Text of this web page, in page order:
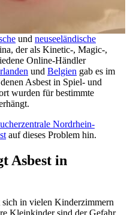
und neuseeländische
der als Kinetic-, Magic-,
Online-Händler
und Belgien gab es im
Asbest in Spiel- und
wurden für bestimmte
Nordrhein-
auf dieses Problem hin.
Asbest in
sich in vielen Kinderzimmern
Kleinkinder sind der Gefahr